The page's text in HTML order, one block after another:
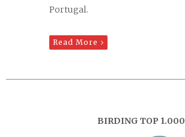
Portugal.
Read More
BIRDING TOP 1.000